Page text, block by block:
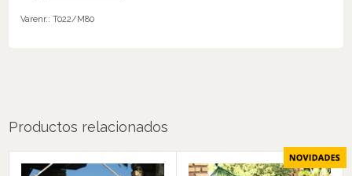
Varenr.:T022/M80
Productos relacionados